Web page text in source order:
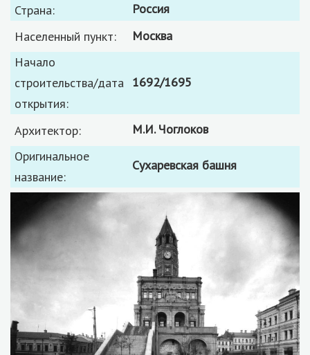
Страна:
Россия
Населенный пункт:
Москва
Начало
строительства/дата
открытия:
1692/1695
Архитектор:
М.И. Чоглоков
Оригинальное
название:
Сухаревская башня